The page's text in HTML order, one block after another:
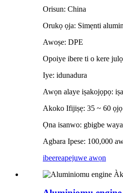
Orisun: China
Orukọ ọja: Simẹnti
Awoṣe: DPE
Opoiye ibere ti o kere
Iye: idunadura
Awọn alaye iṣakojọpọ:
Akoko Ifijiṣẹ: 35 ~ 60 ọjọ
Ọna isanwo: gbigbe
Agbara Ipese: 100,000
ibeereapejuwe awọn